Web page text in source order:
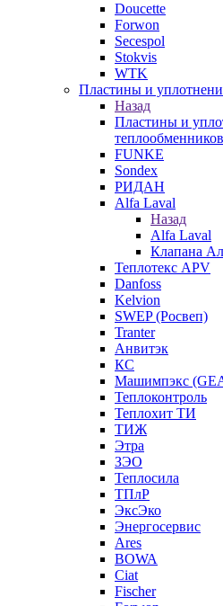
Doucette
Forwon
Secespol
Stokvis
WTK
Пластины и
Назад
Пластины и
теплообменников
FUNKE
Sondex
РИДАН
Alfa Laval
Назад
Alfa Laval
Клапана
Теплотекс APV
Danfoss
Kelvion
SWEP (Росвеп)
Tranter
Анвитэк
КС
Машимпэкс
Теплоконтроль
Теплохит ТИ
ТИЖ
Этра
ЗЭО
Теплосила
ТПлР
ЭксЭко
Энергосервис
Ares
BOWA
Ciat
Fischer